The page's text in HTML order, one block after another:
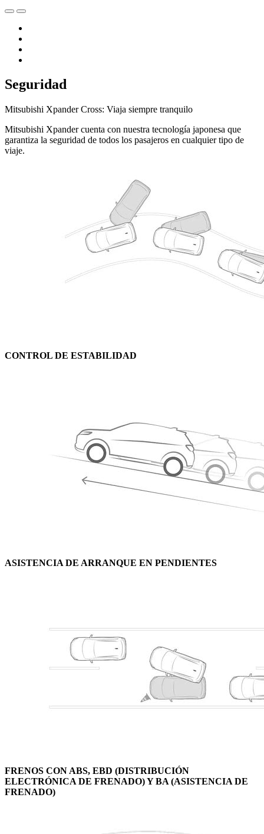
Seguridad
Mitsubishi Xpander Cross: Viaja siempre tranquilo
Mitsubishi Xpander cuenta con nuestra tecnología japonesa que
garantiza la seguridad de todos los pasajeros en cualquier tipo de
viaje.
CONTROL DE ESTABILIDAD
ASISTENCIA DE ARRANQUE EN PENDIENTES
FRENOS CON ABS, EBD (DISTRIBUCIÓN
ELECTRÓNICA DE FRENADO) Y BA (ASISTENCIA DE
FRENADO)